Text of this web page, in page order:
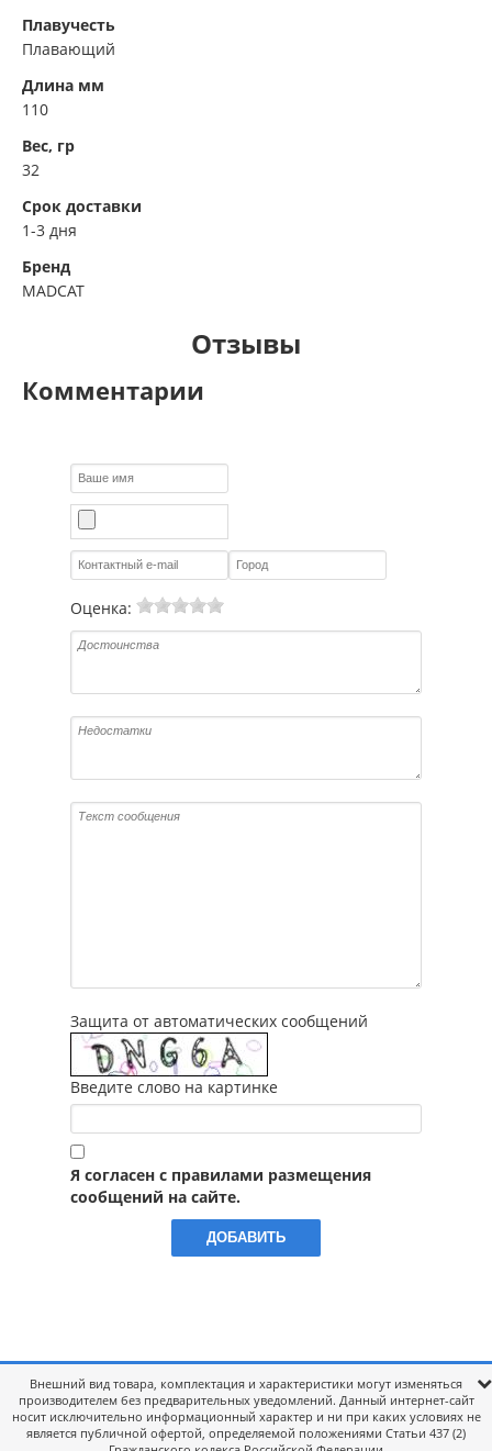
Плавучесть
Плавающий
Длина мм
110
Вес, гр
32
Срок доставки
1-3 дня
Бренд
MADCAT
Отзывы
Комментарии
Оценка:
Защита от автоматических сообщений
Введите слово на картинке
Я согласен с правилами размещения
сообщений на сайте.
Внешний вид товара, комплектация и характеристики могут изменяться
производителем без предварительных уведомлений. Данный интернет-сайт
носит исключительно информационный характер и ни при каких условиях не
является публичной офертой, определяемой положениями Статьи 437 (2)